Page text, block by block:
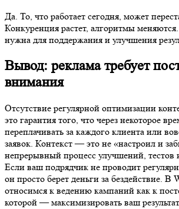
Да. То, что работает сегодня, может
Конкуренция растет, алгоритмы
нужна для поддержания и улучшения
Вывод: реклама требует
внимания
Отсутствие регулярной оптимизации
это гарантия того, что через некоторое
переплачивать за каждого клиента или
заявок. Контекст — это не «настроил и
непрерывный процесс улучшений, тестов
Если ваш подрядчик не проводит
он просто берет деньги за бездействие. В
относимся к ведению кампаний как к
которой — максимизировать ваш